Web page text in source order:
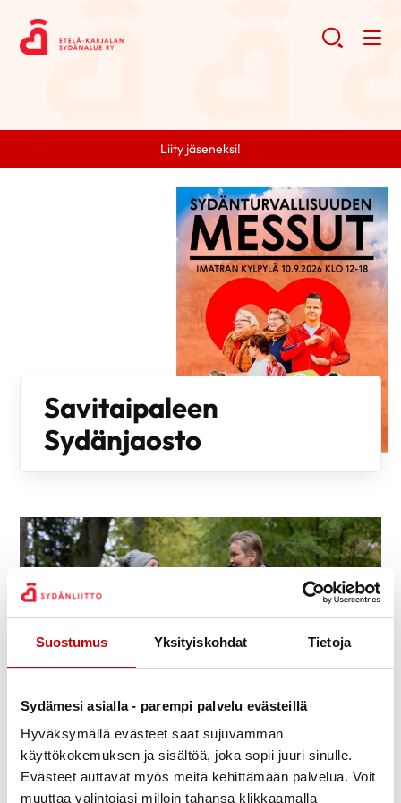
Suostumus Yksityiskohdat Tietoja
Sydämesi asialla - parempi palvelu evästeillä
Hyväksymällä evästeet saat sujuvamman
käyttökokemuksen ja sisältöä, joka sopii juuri sinulle.
Evästeet auttavat myös meitä kehittämään palvelua. Voit
muuttaa valintojasi milloin tahansa klikkaamalla
Liity jäseneksi!
Savitaipaleen
Sydänjaosto
Savitaipaleen Sydänjaosto on yksi Etelä-Karjalan Sydänalue ry:n